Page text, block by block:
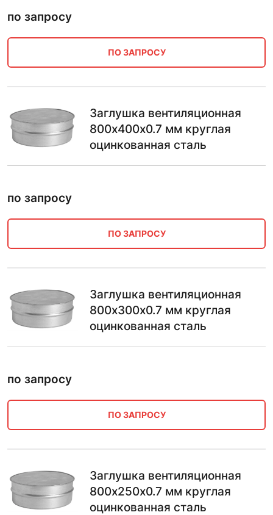
по запросу
ПО ЗАПРОСУ
Заглушка вентиляционная
800х400х0.7 мм круглая
оцинкованная сталь
по запросу
ПО ЗАПРОСУ
Заглушка вентиляционная
800х300х0.7 мм круглая
оцинкованная сталь
по запросу
ПО ЗАПРОСУ
Заглушка вентиляционная
800х250х0.7 мм круглая
оцинкованная сталь